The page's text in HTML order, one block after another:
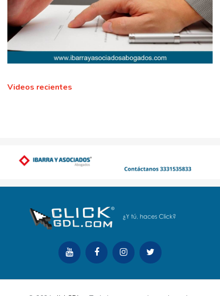
Videos recientes